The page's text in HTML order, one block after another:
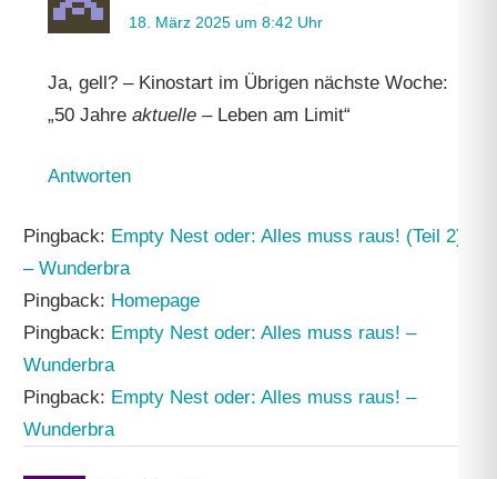
18. März 2025 um 8:42 Uhr
Ja, gell? – Kinostart im Übrigen nächste Woche:
„50 Jahre aktuelle – Leben am Limit“
Antworten
Pingback: Empty Nest oder: Alles muss raus! (Teil 2)
– Wunderbra
Pingback: Homepage
Pingback: Empty Nest oder: Alles muss raus! –
Wunderbra
Pingback: Empty Nest oder: Alles muss raus! –
Wunderbra